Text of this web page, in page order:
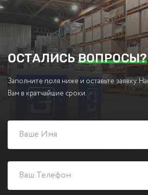
ОСТАЛИСЬВОПРОСЫ?
Заполните поля ниже и оставьте заявку.
Вам в кратчайшие сроки.